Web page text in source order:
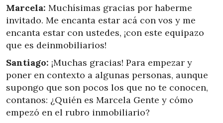
Marcela: Muchísimas gracias por haberme
invitado. Me encanta estar acá con vos y me
encanta estar con ustedes, ¡con este equipazo
que es deinmobiliarios!
Santiago: ¡Muchas gracias! Para empezar y
poner en contexto a algunas personas, aunque
supongo que son pocos los que no te conocen,
contanos: ¿Quién es Marcela Gente y cómo
empezó en el rubro inmobiliario?